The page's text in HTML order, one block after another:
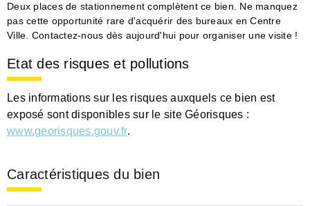
Deux places de stationnement complètent ce bien. Ne manquez
pas cette opportunité rare d'acquérir des bureaux en Centre
Ville. Contactez-nous dès aujourd'hui pour organiser une visite !
Etat des risques et pollutions
Les informations sur les risques auxquels ce bien est
exposé sont disponibles sur le site Géorisques :
www.georisques.gouv.fr.
Caractéristiques du bien